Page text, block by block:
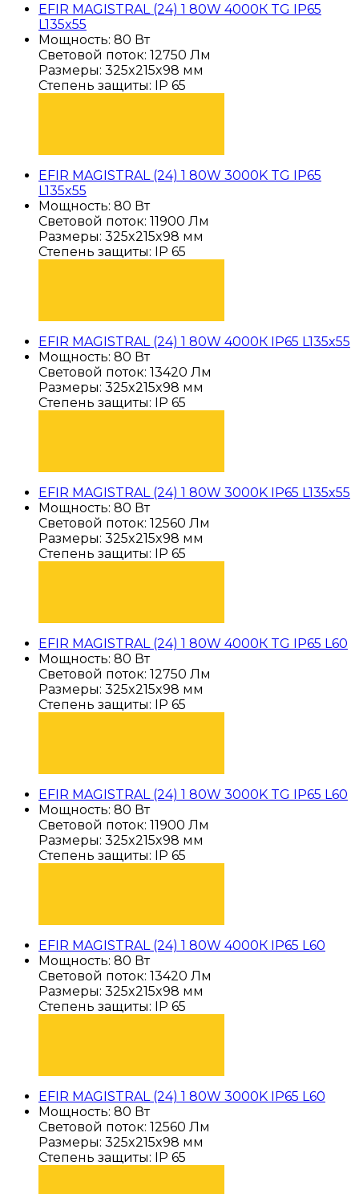
EFIR MAGISTRAL (24) 1 80W 4000К TG IP65
L135x55
Мощность: 80 Вт
Световой поток: 12750 Лм
Размеры: 325x215x98 мм
Степень защиты: IP 65
EFIR MAGISTRAL (24) 1 80W 3000K TG IP65
L135x55
Мощность: 80 Вт
Световой поток: 11900 Лм
Размеры: 325x215x98 мм
Степень защиты: IP 65
EFIR MAGISTRAL (24) 1 80W 4000К IP65 L135x55
Мощность: 80 Вт
Световой поток: 13420 Лм
Размеры: 325x215x98 мм
Степень защиты: IP 65
EFIR MAGISTRAL (24) 1 80W 3000K IP65 L135x55
Мощность: 80 Вт
Световой поток: 12560 Лм
Размеры: 325x215x98 мм
Степень защиты: IP 65
EFIR MAGISTRAL (24) 1 80W 4000К TG IP65 L60
Мощность: 80 Вт
Световой поток: 12750 Лм
Размеры: 325x215x98 мм
Степень защиты: IP 65
EFIR MAGISTRAL (24) 1 80W 3000K TG IP65 L60
Мощность: 80 Вт
Световой поток: 11900 Лм
Размеры: 325x215x98 мм
Степень защиты: IP 65
EFIR MAGISTRAL (24) 1 80W 4000К IP65 L60
Мощность: 80 Вт
Световой поток: 13420 Лм
Размеры: 325x215x98 мм
Степень защиты: IP 65
EFIR MAGISTRAL (24) 1 80W 3000K IP65 L60
Мощность: 80 Вт
Световой поток: 12560 Лм
Размеры: 325x215x98 мм
Степень защиты: IP 65